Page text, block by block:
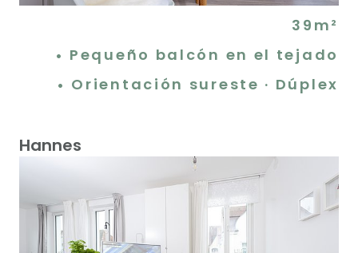
39m²
Pequeño balcón en el tejado
Orientación sureste · Dúplex
Hannes